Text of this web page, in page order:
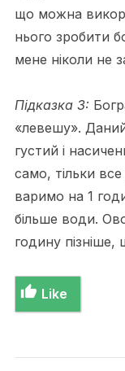
що можна
нього зробити
мене ніколи не
Підказка 3:
«левешу».
густий і
само, тільки
варимо на 1
більше води.
годину
Like